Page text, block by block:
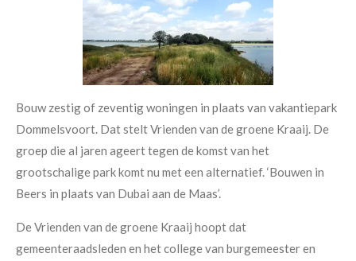
Bouw zestig of zeventig woningen in plaats van vakantiepark
Dommelsvoort. Dat stelt Vrienden van de groene Kraaij. De
groep die al jaren ageert tegen de komst van het
grootschalige park komt nu met een alternatief. ‘Bouwen in
Beers in plaats van Dubai aan de Maas’.
De Vrienden van de groene Kraaij hoopt dat
gemeenteraadsleden en het college van burgemeester en